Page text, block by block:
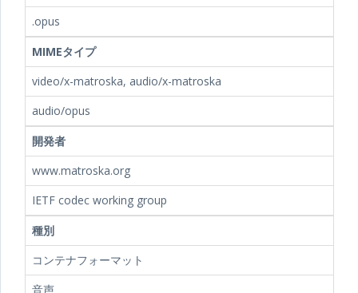
.opus
MIMEタイプ
video/x-matroska, audio/x-matroska
audio/opus
開発者
www.matroska.org
IETF codec working group
種別
コンテナフォーマット
音声